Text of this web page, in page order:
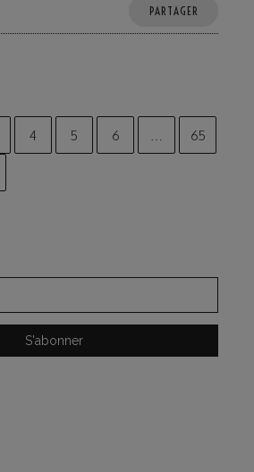
PARTAGER
4 5 6 … 65